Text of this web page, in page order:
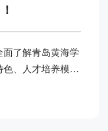
面了解青岛黄海学
色、人才培养模式
校园，实地感